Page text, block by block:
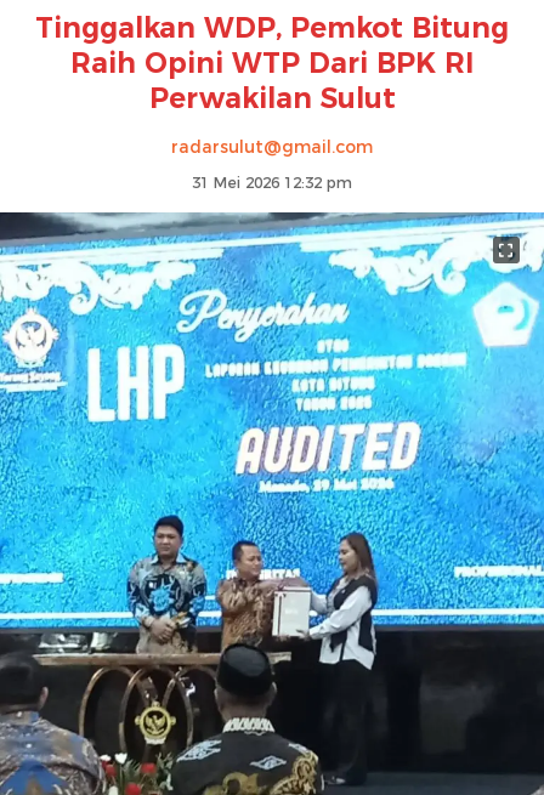
Tinggalkan WDP, Pemkot Bitung
Raih Opini WTP Dari BPK RI
Perwakilan Sulut
radarsulut@gmail.com
31 Mei 2026 12:32 pm